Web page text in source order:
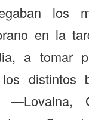
los
en la
a tomar
distintos
—Lovaina,